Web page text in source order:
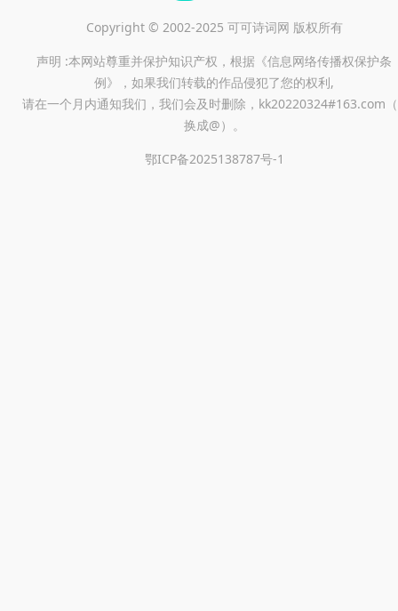
Copyright © 2002-2025 可可诗词网 版权所有
声明 :本网站尊重并保护知识产权，根据《信息网络传播权保护条
例》，如果我们转载的作品侵犯了您的权利,
请在一个月内通知我们，我们会及时删除，kk20220324#163.com
换成@）。
鄂ICP备2025138787号-1